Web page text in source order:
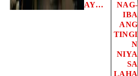
AY…
NAG-
IBA
ANG
TINGI
N
NIYA
SA
LAHA